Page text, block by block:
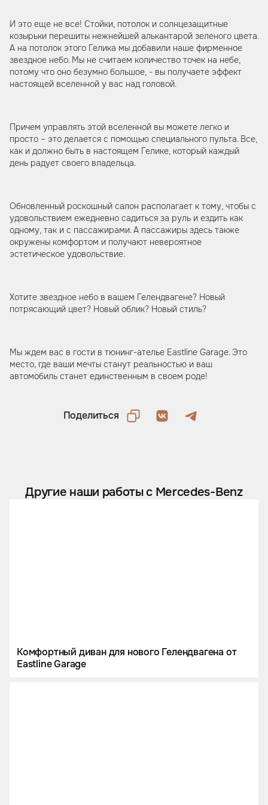
И это еще не все! Стойки, потолок и солнцезащитные
козырьки перешиты нежнейшей алькантарой зеленого цвета.
А на потолок этого Гелика мы добавили наше фирменное
звездное небо. Мы не считаем количество точек на небе,
потому что оно безумно большое, - вы получаете эффект
настоящей вселенной у вас над головой.
Причем управлять этой вселенной вы можете легко и
просто – это делается с помощью специального пульта. Все,
как и должно быть в настоящем Гелике, который каждый
день радует своего владельца.
Обновленный роскошный салон располагает к тому, чтобы с
удовольствием ежедневно садиться за руль и ездить как
одному, так и с пассажирами. А пассажиры здесь также
окружены комфортом и получают невероятное
эстетическое удовольствие.
Хотите звездное небо в вашем Гелендвагене? Новый
потрясающий цвет? Новый облик? Новый стиль?
Мы ждем вас в гости в тюнинг-ателье Eastline Garage. Это
место, где ваши мечты станут реальностью и ваш
автомобиль станет единственным в своем роде!
Поделиться
Другие наши работы с Mercedes-Benz
Комфортный диван для нового Гелендвагена от
Eastline Garage